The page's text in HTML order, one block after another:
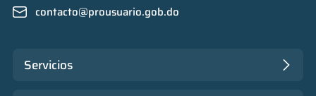
contacto@prousuario.gob.do
Servicios